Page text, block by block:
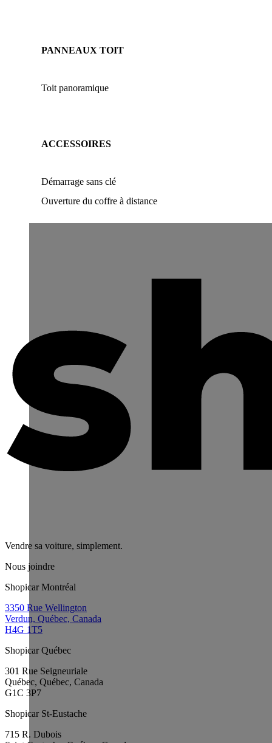
PANNEAUX TOIT
Toit panoramique
ACCESSOIRES
Démarrage sans clé
Ouverture du coffre à distance
Vendre sa voiture, simplement.
Nous joindre
Shopicar Montréal
3350 Rue Wellington
Verdun, Québec, Canada
H4G 1T5
Shopicar Québec
301 Rue Seigneuriale
Québec, Québec, Canada
G1C 3P7
Shopicar St-Eustache
715 R. Dubois